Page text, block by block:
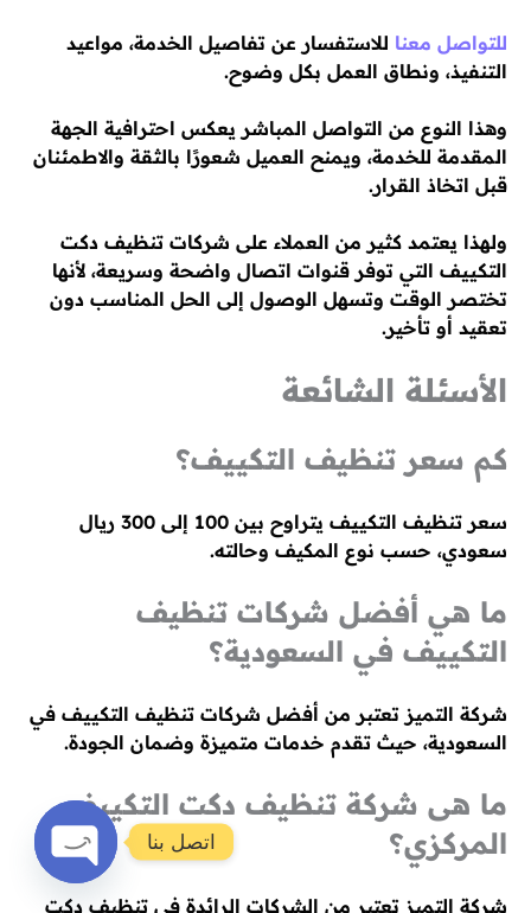
للتواصل معنا للاستفسار عن تفاصيل الخدمة، مواعيد
التنفيذ، ونطاق العمل بكل وضوح.
وهذا النوع من التواصل المباشر يعكس احترافية الجهة
المقدمة للخدمة، ويمنح العميل شعورًا بالثقة والاطمئنان
قبل اتخاذ القرار.
ولهذا يعتمد كثير من العملاء على شركات تنظيف دكت
التكييف التي توفر قنوات اتصال واضحة وسريعة، لأنها
تختصر الوقت وتسهل الوصول إلى الحل المناسب دون
تعقيد أو تأخير.
الأسئلة الشائعة
كم سعر تنظيف التكييف؟
سعر تنظيف التكييف يتراوح بين 100 إلى 300 ريال
سعودي، حسب نوع المكيف وحالته.
ما هي أفضل شركات تنظيف
التكييف في السعودية؟
شركة التميز تعتبر من أفضل شركات تنظيف التكييف في
السعودية، حيث تقدم خدمات متميزة وضمان الجودة.
ما هى شركة تنظيف دكت التكييف
المركزي؟
شركة التميز تعتبر من الشركات الرائدة في تنظيف دكت
اتصل بنا